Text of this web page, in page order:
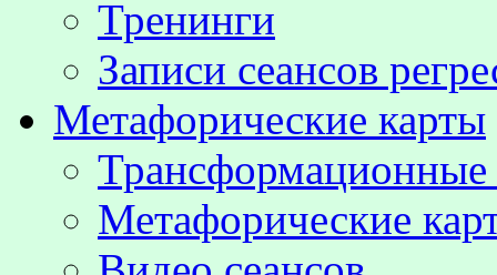
Тренинги
Записи сеансов
Метафорические карты
Метафорические